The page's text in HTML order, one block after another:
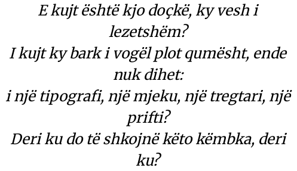
E kujt është kjo doçkë, ky vesh i
lezetshëm?
I kujt ky bark i vogël plot qumësht, ende
nuk dihet:
i një tipografi, një mjeku, një tregtari, një
prifti?
Deri ku do të shkojnë këto këmbka, deri
ku?